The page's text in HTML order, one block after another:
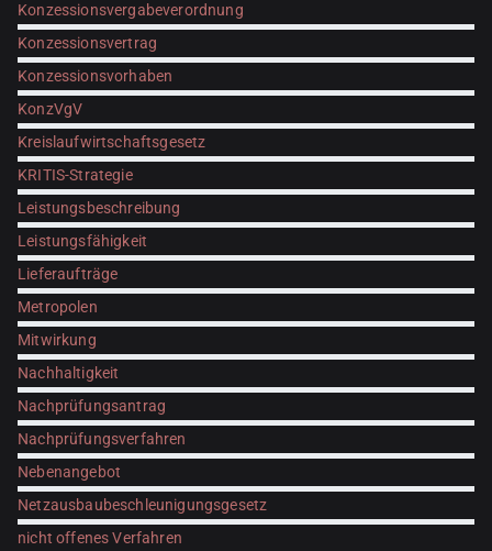
Konzessionsvergabeverordnung
Konzessionsvertrag
Konzessionsvorhaben
KonzVgV
Kreislaufwirtschaftsgesetz
KRITIS-Strategie
Leistungsbeschreibung
Leistungsfähigkeit
Lieferaufträge
Metropolen
Mitwirkung
Nachhaltigkeit
Nachprüfungsantrag
Nachprüfungsverfahren
Nebenangebot
Netzausbaubeschleunigungsgesetz
nicht offenes Verfahren